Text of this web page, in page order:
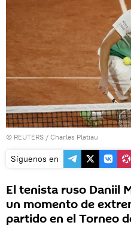
© REUTERS / Charles Platiau
Síguenos en
El tenista ruso Daniil
un momento de
partido en el Torneo